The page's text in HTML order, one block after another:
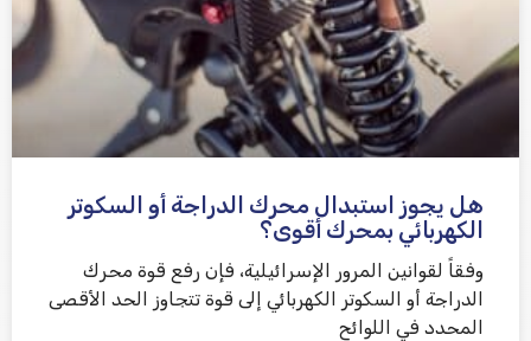
هل يجوز استبدال محرك الدراجة أو السكوتر
الكهربائي بمحرك أقوى؟
وفقاً لقوانين المرور الإسرائيلية، فإن رفع قوة محرك
الدراجة أو السكوتر الكهربائي إلى قوة تتجاوز الحد الأقصى
المحدد في اللوائح